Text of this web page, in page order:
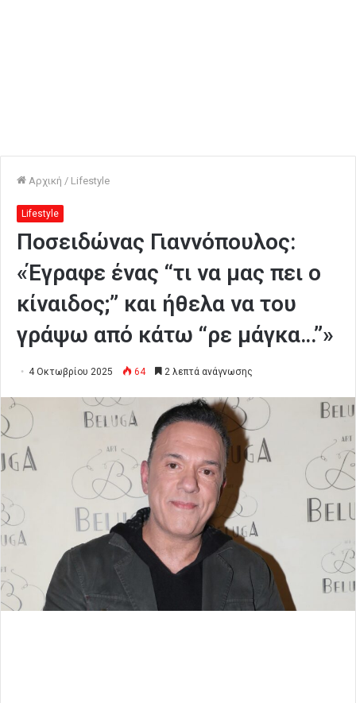
Αρχική / Lifestyle
Lifestyle
Ποσειδώνας Γιαννόπουλος:
«Έγραφε ένας “τι να μας πει ο
κίναιδος;” και ήθελα να του
γράψω από κάτω “ρε μάγκα…”»
4 Οκτωβρίου 2025 64 2 λεπτά ανάγνωσης